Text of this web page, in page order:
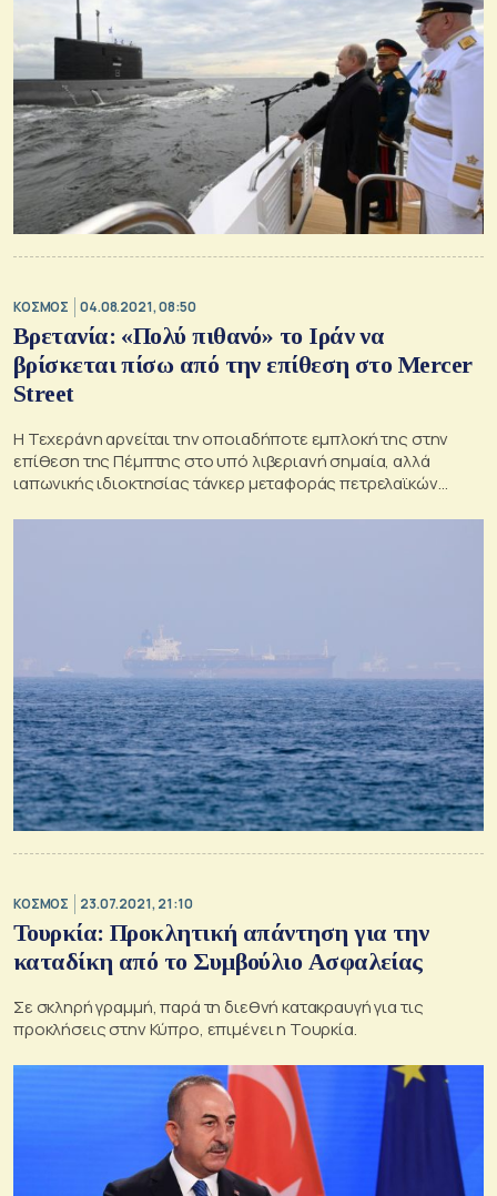
ΚΟΣΜΟΣ 04.08.2021, 08:50
Βρετανία: «Πολύ πιθανό» το Ιράν να
βρίσκεται πίσω από την επίθεση στο Mercer
Street
Η Τεχεράνη αρνείται την οποιαδήποτε εμπλοκή της στην
επίθεση της Πέμπτης στο υπό λιβεριανή σημαία, αλλά
ιαπωνικής ιδιοκτησίας τάνκερ μεταφοράς πετρελαϊκών
ΚΟΣΜΟΣ 23.07.2021, 21:10
Τουρκία: Προκλητική απάντηση για την
καταδίκη από το Συμβούλιο Ασφαλείας
Σε σκληρή γραμμή, παρά τη διεθνή κατακραυγή για τις
προκλήσεις στην Κύπρο, επιμένει η Τουρκία.